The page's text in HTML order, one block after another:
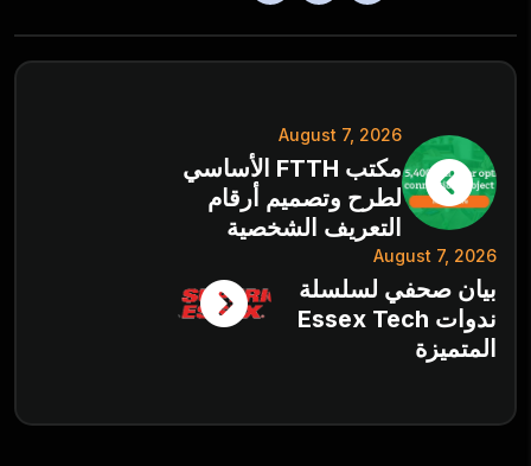
August 7, 2026
مكتب FTTH الأساسي
لطرح وتصميم أرقام
التعريف الشخصية
August 7, 2026
بيان صحفي لسلسلة
ندوات Essex Tech
المتميزة